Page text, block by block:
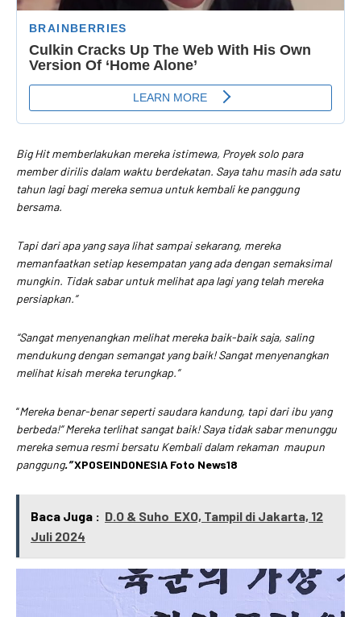
Big Hit memberlakukan mereka istimewa, Proyek solo para
member dirilis dalam waktu berdekatan. Saya tahu masih ada satu
tahun lagi bagi mereka semua untuk kembali ke panggung
bersama.
Tapi dari apa yang saya lihat sampai sekarang, mereka
memanfaatkan setiap kesempatan yang ada dengan semaksimal
mungkin. Tidak sabar untuk melihat apa lagi yang telah mereka
persiapkan.”
“Sangat menyenangkan melihat mereka baik-baik saja, saling
mendukung dengan semangat yang baik! Sangat menyenangkan
melihat kisah mereka terungkap.”
“Mereka benar-benar seperti saudara kandung, tapi dari ibu yang
berbeda!” Mereka terlihat sangat baik! Saya tidak sabar menunggu
mereka semua resmi bersatu Kembali dalam rekaman maupun
panggung.”XPOSEINDONESIA Foto News18
Baca Juga : D.O & Suho EXO, Tampil di Jakarta, 12
Juli 2024